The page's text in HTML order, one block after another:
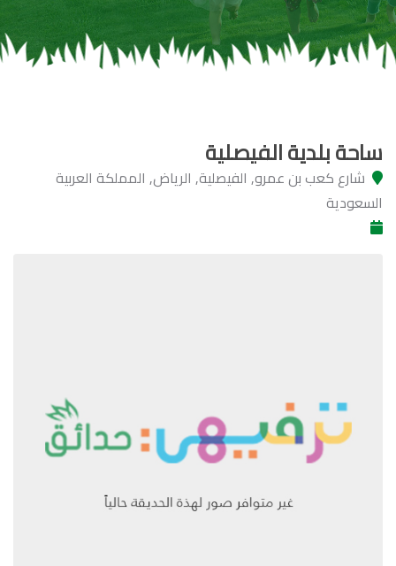
ساحة بلدية الفيصلية
شارع كعب بن عمرو, الفيصلية, الرياض, المملكة العربية
السعودية